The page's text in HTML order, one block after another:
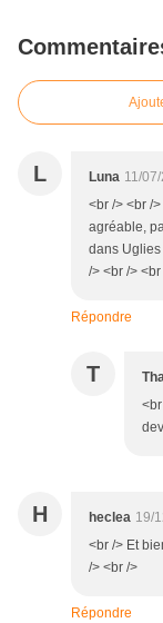
L Luna 11/
<br /> <br /
agréable,
dans Uglies
/> <br /> <br
Répondre
T
H heclea 19/
<br /> Et
/> <br />
Répondre